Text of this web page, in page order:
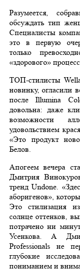
Разумеется,
обсуждать тип
Специалисты
это в первую
только
«здорового»
ТОП-стилисты
новинку, огласили
после Illumina
довольна: даже
возможности
удовольствием
«Это продукт
Белов.
Апогеем вечера
Дмитрия
тренд Undone.
аборигенов»,
Это стилизация
солнце оттенков,
потрачено ни
Усенкова. А
Professionals не
глубокие
пониманием и